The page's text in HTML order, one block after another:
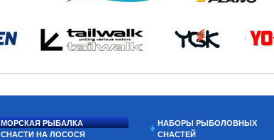
МОРСКАЯ РЫБАЛКА
СНАСТИ НА ЛОСОСЯ
НАБОРЫ РЫБОЛОВНЫХ
СНАСТЕЙ